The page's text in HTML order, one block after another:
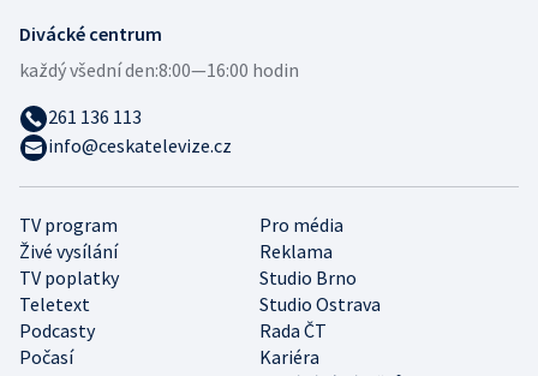
TV program
Pro média
Živé vysílání
Reklama
TV poplatky
Studio Brno
Teletext
Studio Ostrava
Podcasty
Rada ČT
Počasí
Kariéra
Divácké centrum
každý všední den:8:00—16:00 hodin
261 136 113
info@ceskatelevize.cz